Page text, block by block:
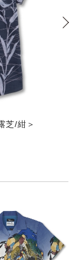
芝/紺＞